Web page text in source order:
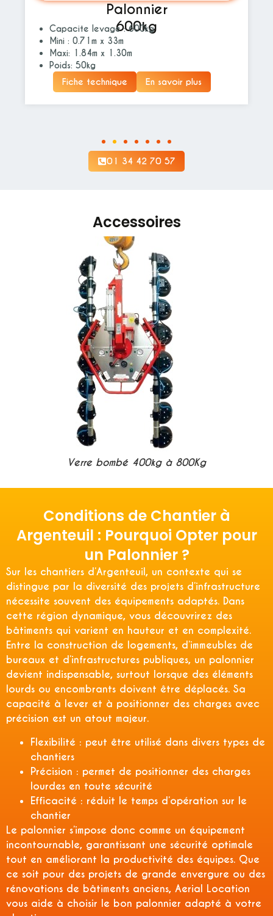
Palonnier
600kg
Capacite levage : 600kg
Mini : 0.71m x 33m
Maxi: 1.84m x 1.30m
Poids: 50kg
Fiche technique
En savoir plus
01 34 42 70 57
Accessoires
Verre bombé 400kg à 800Kg
Conditions de Chantier à
Argenteuil : Pourquoi Opter pour
un Palonnier ?
Sur les chantiers d’Argenteuil, un contexte qui se
distingue par la diversité des projets d’infrastructure
nécessite souvent des équipements adaptés. Dans
cette région dynamique, vous découvrirez des
bâtiments qui varient en hauteur et en complexité.
Entre la construction de logements, d’immeubles de
bureaux et d’infrastructures publiques, un palonnier
devient indispensable, surtout lorsque des éléments
lourds ou encombrants doivent être déplacés. Sa
capacité à lever et à positionner des charges avec
précision est un atout majeur.
Flexibilité : peut être utilisé dans divers types de
chantiers
Précision : permet de positionner des charges
lourdes en toute sécurité
Efficacité : réduit le temps d’opération sur le
chantier
Le palonnier s’impose donc comme un équipement
incontournable, garantissant une sécurité optimale
tout en améliorant la productivité des équipes. Que
ce soit pour des projets de grande envergure ou des
rénovations de bâtiments anciens, Aerial Location
vous aide à choisir le bon palonnier adapté à votre